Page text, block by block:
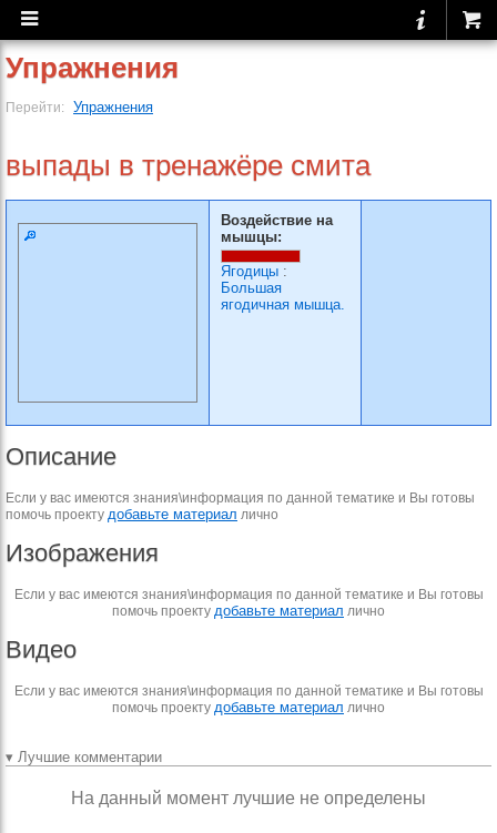
Упражнения
Перейти: Упражнения
выпады в тренажёре смита
Воздействие на
мышцы:
Ягодицы :
Большая
ягодичная мышца.
Описание
Если у вас имеются знания\информация по данной тематике и Вы готовы
помочь проекту добавьте материал лично
Изображения
Если у вас имеются знания\информация по данной тематике и Вы готовы
помочь проекту добавьте материал лично
Видео
Если у вас имеются знания\информация по данной тематике и Вы готовы
помочь проекту добавьте материал лично
▾ Лучшие комментарии
На данный момент лучшие не определены